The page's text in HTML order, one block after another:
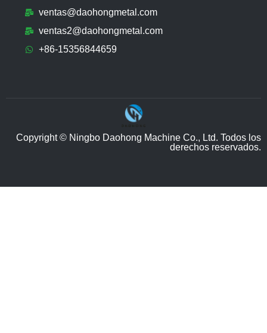
ventas@daohongmetal.com
ventas2@daohongmetal.com
+86-15356844659
Copyright © Ningbo Daohong Machine Co., Ltd. Todos los
derechos reservados.